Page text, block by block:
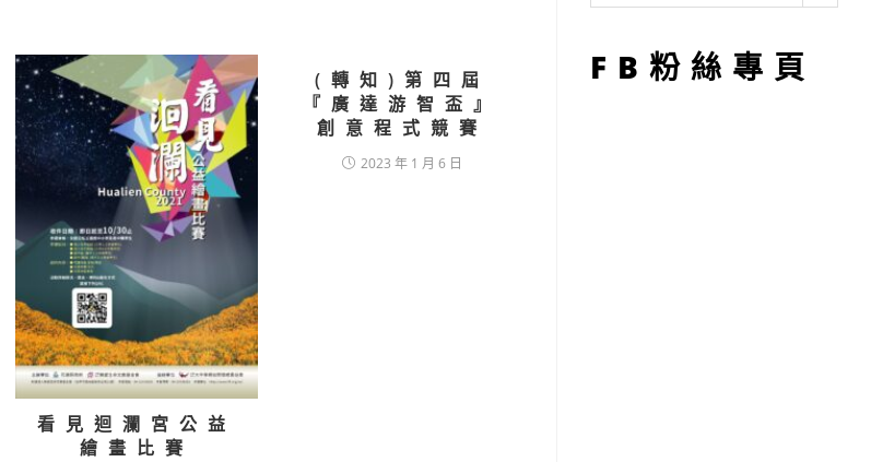
看見迴瀾宮公益
繪畫比賽
(轉知)第四屆
『廣達游智盃』
創意程式競賽
2023 年 1 月 6 日
型
FB粉絲專頁